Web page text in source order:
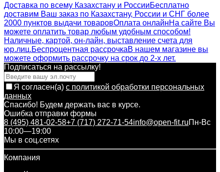
Доставка по всему Казахстану и РоссииБесплатно
доставим Ваш заказ по Казахстану, России и СНГ более
2000 пунктов выдачи товаровОплата онлайнНа сайте Вы
можете оплатить товар любым удобным способом!
Наличные, картой, он-лайн, выставление счета для
юр.лиц.Беспроцентная рассрочкаВ нашем магазине вы
можете оформить рассрочку на срок до 2-х лет.
Подписаться на рассылкy!
Я согласен(a) с политикой обработки персональных
данных
Спасибо! Будем держать вас в курсе.
Ошибка отправки формы
8 (495) 481-02-58+7 (717) 272-71-54info@open-fit.ruПн-Вс
10:00—19:00
Мы в соц.сетях
Компания